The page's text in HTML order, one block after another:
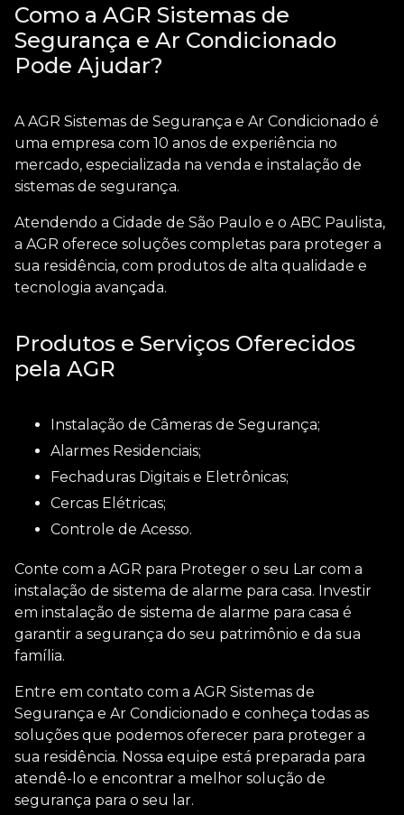
Como a AGR Sistemas de
Segurança e Ar Condicionado
Pode Ajudar?
A AGR Sistemas de Segurança e Ar Condicionado é
uma empresa com 10 anos de experiência no
mercado, especializada na venda e instalação de
sistemas de segurança.
Atendendo a Cidade de São Paulo e o ABC Paulista,
a AGR oferece soluções completas para proteger a
sua residência, com produtos de alta qualidade e
tecnologia avançada.
Produtos e Serviços Oferecidos
pela AGR
Instalação de Câmeras de Segurança;
Alarmes Residenciais;
Fechaduras Digitais e Eletrônicas;
Cercas Elétricas;
Controle de Acesso.
Conte com a AGR para Proteger o seu Lar com a
instalação de sistema de alarme para casa. Investir
em instalação de sistema de alarme para casa é
garantir a segurança do seu patrimônio e da sua
família.
Entre em contato com a AGR Sistemas de
Segurança e Ar Condicionado e conheça todas as
soluções que podemos oferecer para proteger a
sua residência. Nossa equipe está preparada para
atendê-lo e encontrar a melhor solução de
segurança para o seu lar.